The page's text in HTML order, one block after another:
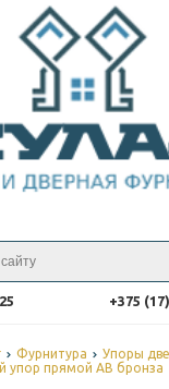
‎+375
Фурнитура
Упоры
прямой AB бронза